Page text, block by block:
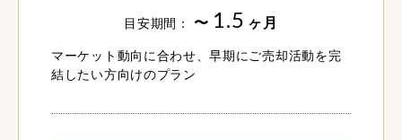
目安期間： 〜 1.5 ヶ月
マーケット動向に合わせ、早期にご売却活動を完
結したい方向けのプラン